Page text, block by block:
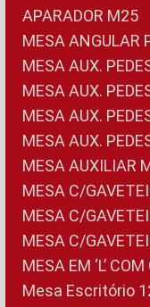
APARADOR M25
MESA
MESA AUX.
MESA AUX.
MESA AUX.
MESA AUX.
MESA AUXILIAR
MESA C/
MESA C/
MESA C/
MESA EM ‘L’
Mesa Escritório